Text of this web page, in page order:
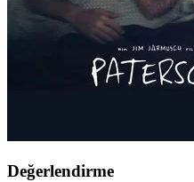
Değerlendirme